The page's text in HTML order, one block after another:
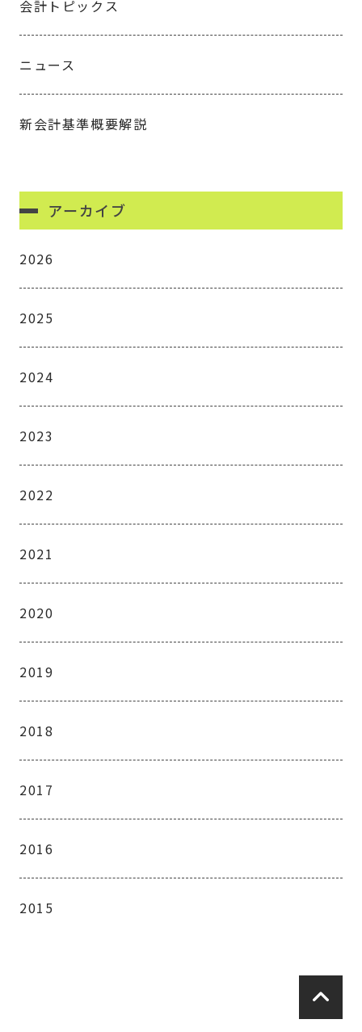
会計トピックス
ニュース
新会計基準概要解説
アーカイブ
2026
2025
2024
2023
2022
2021
2020
2019
2018
2017
2016
2015